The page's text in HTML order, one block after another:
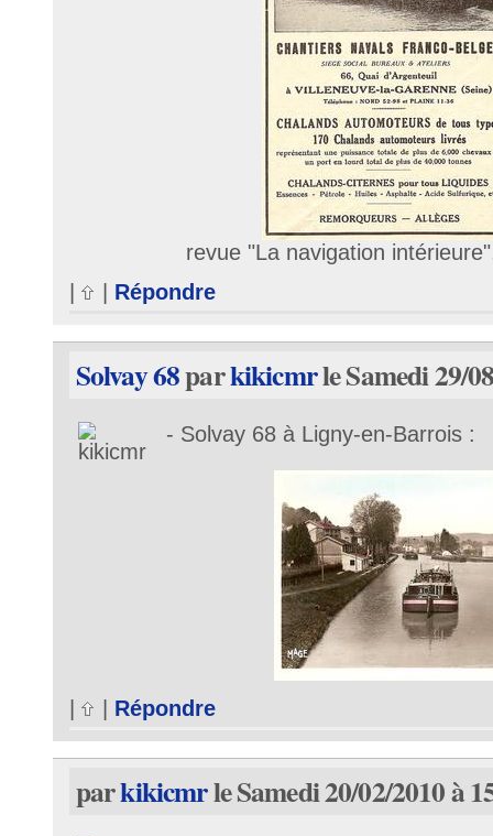
revue "La navigation
Répondre
Solvay 68parkikicmrle Samedi 29/
- Solvay 68 à Ligny-en-Barrois :
Répondre
parkikicmrle Samedi 20/02/2010 à